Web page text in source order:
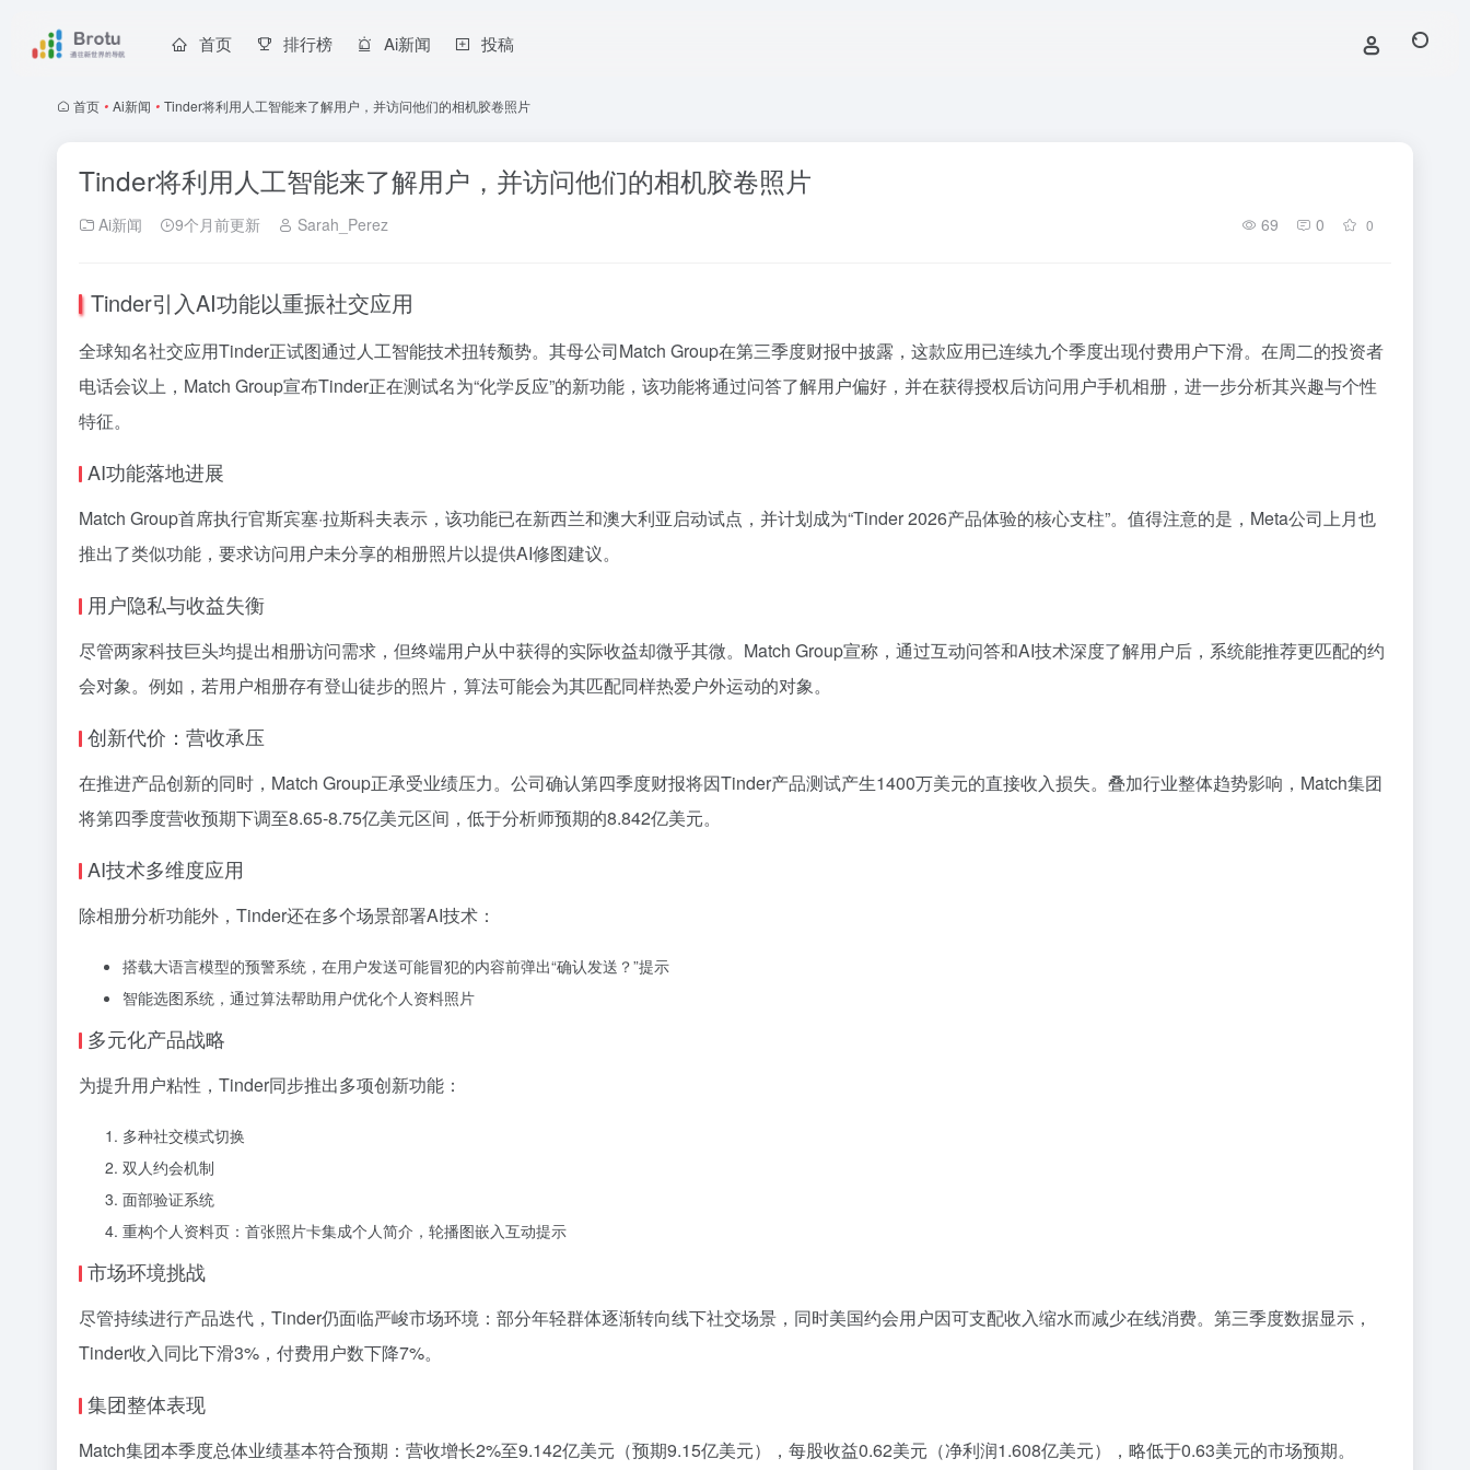
首页 排行榜 Ai新闻 投稿
首页 • Ai新闻 • Tinder将利用人工智能来了解用户，并访问他们的相机胶卷照片
Tinder将利用人工智能来了解用户，并访问他们的相机胶卷照片
Ai新闻 9个月前更新 Sarah_Perez 69 0 0
Tinder引入AI功能以重振社交应用
全球知名社交应用Tinder正试图通过人工智能技术扭转颓势。其母公司Match Group在第三季度财报中披露，这款应用已连续九个季度出现付费用户下滑。在周二的投资者
电话会议上，Match Group宣布Tinder正在测试名为“化学反应”的新功能，该功能将通过问答了解用户偏好，并在获得授权后访问用户手机相册，进一步分析其兴趣与个性
特征。
AI功能落地进展
Match Group首席执行官斯宾塞·拉斯科夫表示，该功能已在新西兰和澳大利亚启动试点，并计划成为“Tinder 2026产品体验的核心支柱”。值得注意的是，Meta公司上月也
推出了类似功能，要求访问用户未分享的相册照片以提供AI修图建议。
用户隐私与收益失衡
尽管两家科技巨头均提出相册访问需求，但终端用户从中获得的实际收益却微乎其微。Match Group宣称，通过互动问答和AI技术深度了解用户后，系统能推荐更匹配的约
会对象。例如，若用户相册存有登山徒步的照片，算法可能会为其匹配同样热爱户外运动的对象。
创新代价：营收承压
在推进产品创新的同时，Match Group正承受业绩压力。公司确认第四季度财报将因Tinder产品测试产生1400万美元的直接收入损失。叠加行业整体趋势影响，Match集团
将第四季度营收预期下调至8.65-8.75亿美元区间，低于分析师预期的8.842亿美元。
AI技术多维度应用
除相册分析功能外，Tinder还在多个场景部署AI技术：
搭载大语言模型的预警系统，在用户发送可能冒犯的内容前弹出“确认发送？”提示
智能选图系统，通过算法帮助用户优化个人资料照片
多元化产品战略
为提升用户粘性，Tinder同步推出多项创新功能：
多种社交模式切换
双人约会机制
面部验证系统
重构个人资料页：首张照片卡集成个人简介，轮播图嵌入互动提示
市场环境挑战
尽管持续进行产品迭代，Tinder仍面临严峻市场环境：部分年轻群体逐渐转向线下社交场景，同时美国约会用户因可支配收入缩水而减少在线消费。第三季度数据显示，
Tinder收入同比下滑3%，付费用户数下降7%。
集团整体表现
Match集团本季度总体业绩基本符合预期：营收增长2%至9.142亿美元（预期9.15亿美元），每股收益0.62美元（净利润1.608亿美元），略低于0.63美元的市场预期。